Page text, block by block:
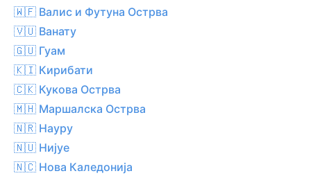
🇼🇫 Валис и Футуна Острва
🇻🇺 Ванату
🇬🇺 Гуам
🇰🇮 Кирибати
🇨🇰 Кукова Острва
🇲🇭 Маршалска Острва
🇳🇷 Науру
🇳🇺 Нијуе
🇳🇨 Нова Каледонија